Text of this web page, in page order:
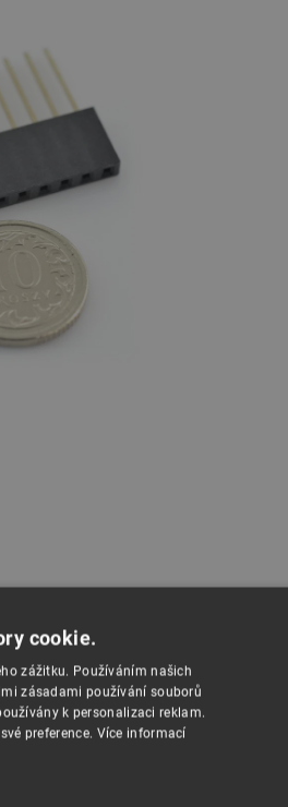
cookie.
zážitku. Používáním našich
zásadami používání souborů
k personalizaci reklam.
preference. Více informací